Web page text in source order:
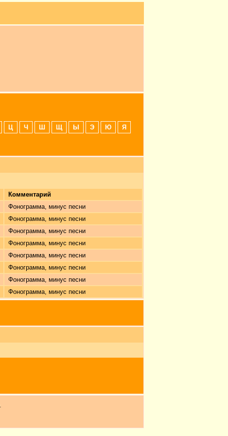
Ц Ч Ш Щ Ы Э Ю Я
Комментарий
Фонограмма, минус песни
Фонограмма, минус песни
Фонограмма, минус песни
Фонограмма, минус песни
Фонограмма, минус песни
Фонограмма, минус песни
Фонограмма, минус песни
Фонограмма, минус песни